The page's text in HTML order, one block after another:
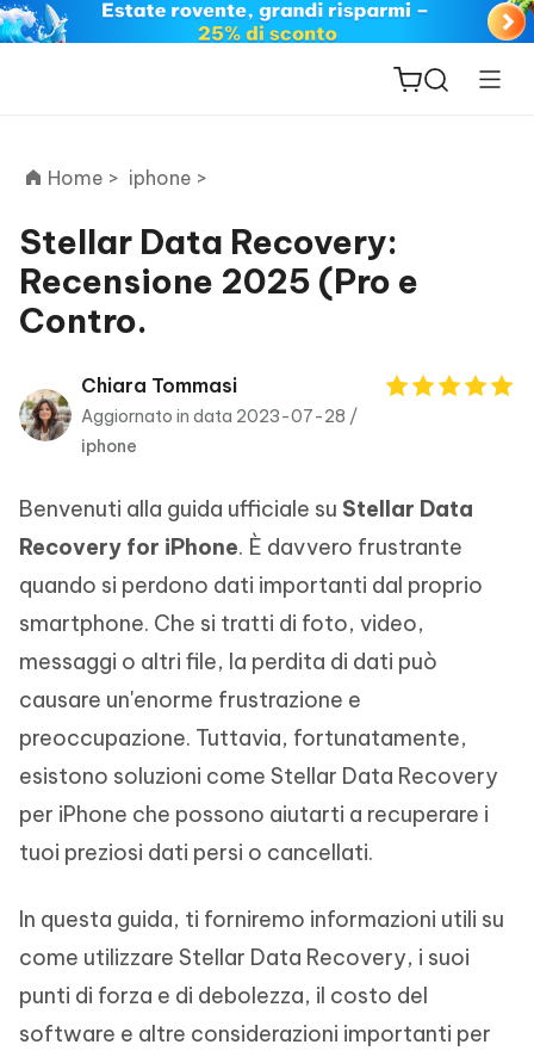
ReiBoot
for iOS
PDNob
PDF
Editor
New
iAnyGo
Home > iphone >
Stellar Data Recovery:
Recensione 2025 (Pro e
Contro.
Chiara Tommasi
Aggiornato in data 2023-07-28 /
iphone
Benvenuti alla guida ufficiale su Stellar Data
Recovery for iPhone. È davvero frustrante
quando si perdono dati importanti dal proprio
smartphone. Che si tratti di foto, video,
messaggi o altri file, la perdita di dati può
causare un'enorme frustrazione e
preoccupazione. Tuttavia, fortunatamente,
esistono soluzioni come Stellar Data Recovery
per iPhone che possono aiutarti a recuperare i
tuoi preziosi dati persi o cancellati.
In questa guida, ti forniremo informazioni utili su
come utilizzare Stellar Data Recovery, i suoi
punti di forza e di debolezza, il costo del
software e altre considerazioni importanti per